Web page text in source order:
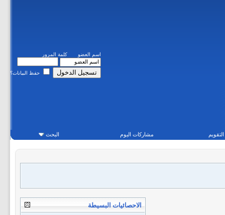
اسم العضو كلمة المرور
حفظ البيانات؟
التقويم مشاركات اليوم البحث
الاحصائيات البسيطة